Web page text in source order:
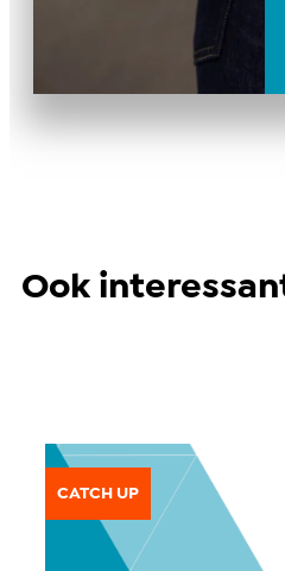
Ook
CATCH UP